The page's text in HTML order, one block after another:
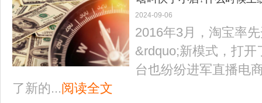
2024-09-06
2016年3月，淘宝率
&rdquo;新模式，打
台也纷纷进军直播电
了新的...阅读全文